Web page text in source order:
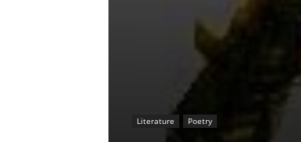
Literature Poetry